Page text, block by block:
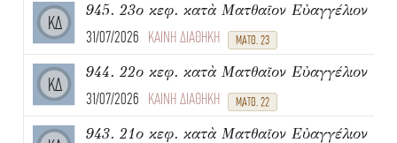
ΚΔ
945. 23ο κεφ. κατὰ Ματθαῖον Εὐαγγέλιον
31/07/2026 ΚΑΙΝΗ ΔΙΑΘΗΚΗ ΜΑΤΘ. 23
ΚΔ
944. 22ο κεφ. κατὰ Ματθαῖον Εὐαγγέλιον
31/07/2026 ΚΑΙΝΗ ΔΙΑΘΗΚΗ ΜΑΤΘ. 22
943. 21ο κεφ. κατὰ Ματθαῖον Εὐαγγέλιον